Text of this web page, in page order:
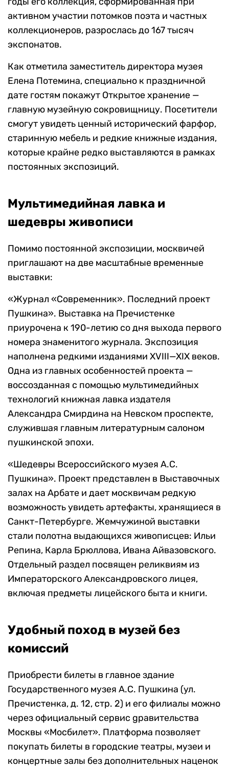
активном участии потомков поэта и частных
коллекционеров, разрослась до 167 тысяч
экспонатов.
Как отметила заместитель директора музея
Елена Потемина, специально к праздничной
дате гостям покажут Открытое хранение —
главную музейную сокровищницу. Посетители
смогут увидеть ценный исторический фарфор,
старинную мебель и редкие книжные издания,
которые крайне редко выставляются в рамках
постоянных экспозиций.
Мультимедийная лавка и
шедевры живописи
Помимо постоянной экспозиции, москвичей
приглашают на две масштабные временные
выставки:
«Журнал «Современник». Последний проект
Пушкина». Выставка на Пречистенке
приурочена к 190-летию со дня выхода первого
номера знаменитого журнала. Экспозиция
наполнена редкими изданиями XVIII—XIX веков.
Одна из главных особенностей проекта —
воссозданная с помощью мультимедийных
технологий книжная лавка издателя
Александра Смирдина на Невском проспекте,
служившая главным литературным салоном
пушкинской эпохи.
«Шедевры Всероссийского музея А.С.
Пушкина». Проект представлен в Выставочных
залах на Арбате и дает москвичам редкую
возможность увидеть артефакты, хранящиеся в
Санкт-Петербурге. Жемчужиной выставки
стали полотна выдающихся живописцев: Ильи
Репина, Карла Брюллова, Ивана Айвазовского.
Отдельный раздел посвящен реликвиям из
Императорского Александровского лицея,
включая предметы лицейского быта и книги.
Удобный поход в музей без
комиссий
Приобрести билеты в главное здание
Государственного музея А.С. Пушкина (ул.
Пречистенка, д. 12, стр. 2) и его филиалы можно
через официальный сервис gравительства
Москвы «Мосбилет». Платформа позволяет
покупать билеты в городские театры, музеи и
концертные залы без дополнительных наценок